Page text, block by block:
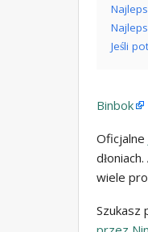
Jeśli
Binbok
Oficjalne
wiele
Szukasz